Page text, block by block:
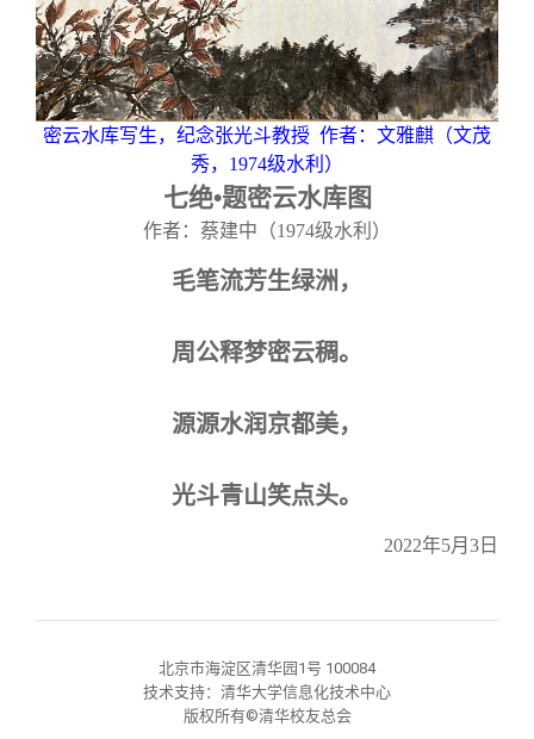
校友服务
终身学习
信息化服务
三创大赛
实用信息
校友总会
总会简介
会长致辞
总会章程
理事会名单
制度法规
关闭
密云水库写生，纪念张光斗教授 作者：文雅麒（文茂
秀， 1974级水利）
七绝•题密云水库图
作者：蔡建中（1974级水利）
毛笔流芳生绿洲，
周公释梦密云稠。
源源水润京都美，
光斗青山笑点头。
2022年5月 3 日
北京市海淀区清华园1号 100084
技术支持：清华大学信息化技术中心
版权所有©清华校友总会